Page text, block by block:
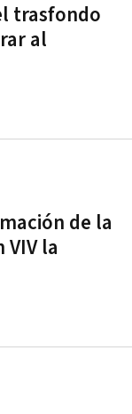
trasfondo
al
de la
la